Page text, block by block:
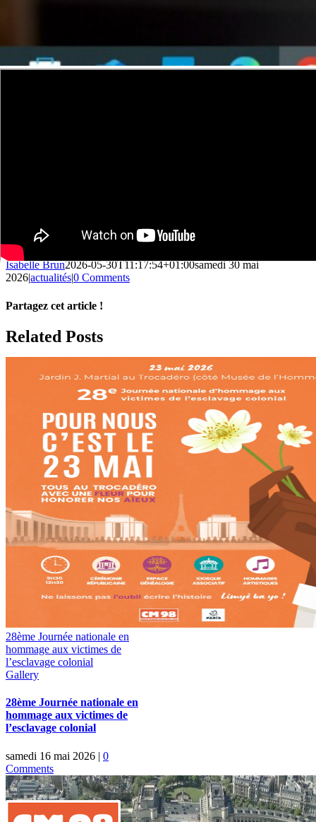
Isabelle Brun2026-05-30T11:17:54+01:00samedi 30 mai
2026actualités0 Comments
Partagez cet article !
Facebook
X
Reddit
LinkedIn
WhatsApp
Telegram
Tumblr
Pinterest
Vk
Xing
Email
Related Posts
28ème Journée nationale en
hommage aux victimes de
l’esclavage colonial
Gallery
28ème Journée nationale en
hommage aux victimes de
l’esclavage colonial
samedi 16 mai 2026 | 0
Comments